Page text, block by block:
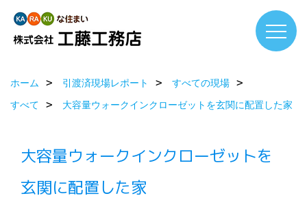
ホーム 引渡済現場レポート
すべての現場
すべて
大容量ウォークインクローゼットを玄関に配置した家
大容量ウォークインクローゼットを
玄関に配置した家